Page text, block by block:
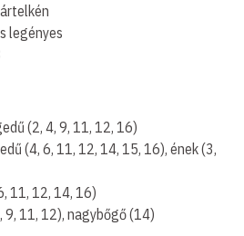
legényes
(2, 4, 9, 11, 12, 16)
(4, 6, 11, 12, 14, 15, 16), ének (3,
11, 12, 14, 16)
9, 11, 12), nagybőgő (14)